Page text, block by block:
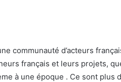
communauté d’acteurs
français et leurs projets,
à une époque . Ce sont plus